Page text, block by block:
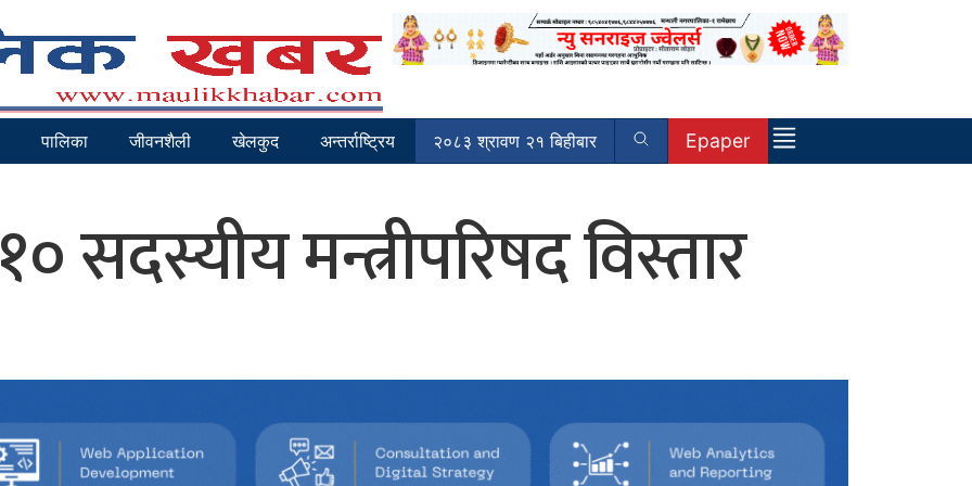
पालिका जीवनशैली खेलकुद अन्तर्राष्ट्रिय २०८३ श्रावण २१ बिहीबार Epaper
सदस्यीय मन्त्रीपरिषद विस्तार